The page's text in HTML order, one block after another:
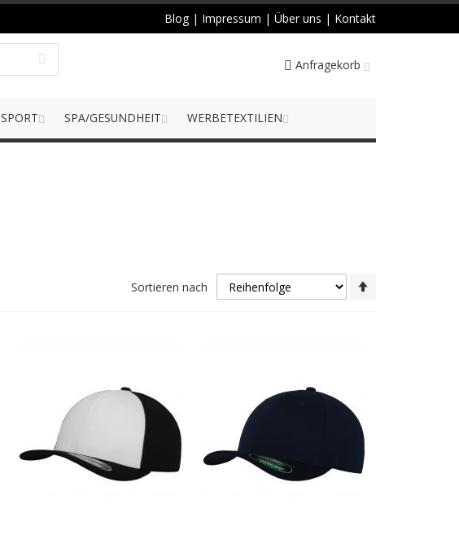
Blog | Impressum | Über uns | Kontakt
Anfragekorb
SPORT SPA/GESUNDHEIT WERBETEXTILIEN
Sortieren nach